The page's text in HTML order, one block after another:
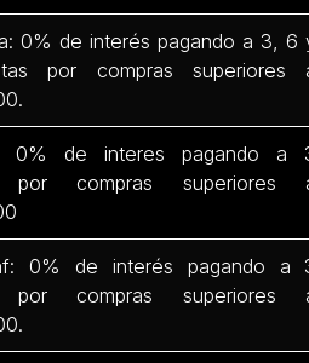
0% de interés pagando a 3, 6
por compras superiores
0% de interes pagando a
por compras superiores
0% de interés pagando a
por compras superiores